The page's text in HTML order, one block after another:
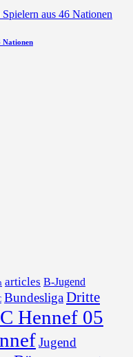
Nationen
articles B-Jugend
BundesligaDritte
Hennef 05
Jugend